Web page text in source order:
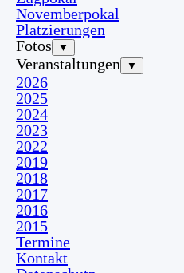
Novemberpokal
Platzierungen
Fotos
▼
Veranstaltungen ▼
2026
2025
2024
2023
2022
2019
2018
2017
2016
2015
Termine
Kontakt